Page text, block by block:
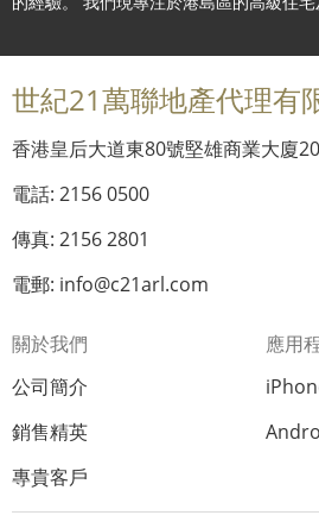
世紀21萬聯地產代理有
香港皇后大道東80號堅雄商業大廈
電話: 2156 0500
傳真: 2156 2801
電郵: info@c21arl.com
關於我們
公司簡介
銷售精英
專貴客戶
應用